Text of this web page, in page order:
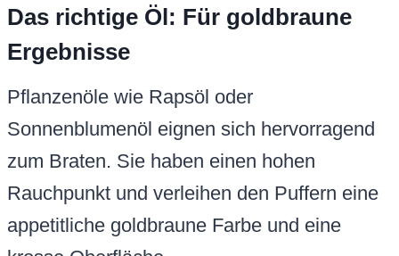
Das richtige Öl: Für goldbraune
Ergebnisse
Pflanzenöle wie Rapsöl oder
Sonnenblumenöl eignen sich hervorragend
zum Braten. Sie haben einen hohen
Rauchpunkt und verleihen den Puffern eine
appetitliche goldbraune Farbe und eine